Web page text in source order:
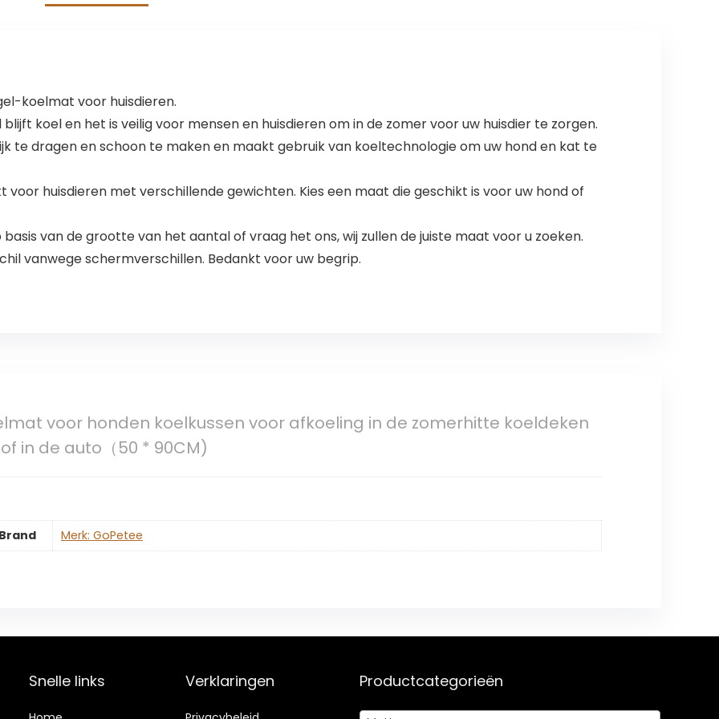
koelmat voor huisdieren.
koel en het is veilig voor mensen en huisdieren om in de zomer voor uw huisdier te zorgen.
te dragen en schoon te maken en maakt gebruik van koeltechnologie om uw hond en kat te
huisdieren met verschillende gewichten. Kies een maat die geschikt is voor uw hond of
van de grootte van het aantal of vraag het ons, wij zullen de juiste maat voor u zoeken.
vanwege schermverschillen. Bedankt voor uw begrip.
voor honden koelkussen voor afkoeling in de zomerhitte koeldeken
in de auto（50 * 90CM)
Merk: GoPetee
Snelle links Verklaringen Productcategorieën